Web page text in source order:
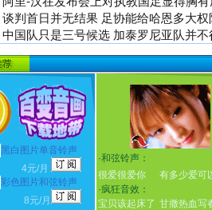
谈判首日并无结果 足协能给哈恩多大
中国队只是三号候选 加泰罗尼亚队并
黑白图片单音铃声
4元/月
彩色图片和弦铃声
8元/月
·和弦铃声：
很爱很爱你
有多少爱可
·疯狂音效：
宝贝该起床了 甘撒热血写